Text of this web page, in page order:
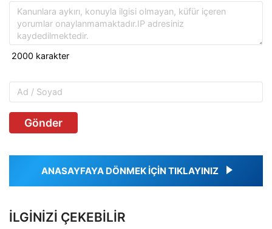
Gönder
ANASAYFAYA DÖNMEK İÇİN TIKLAYINIZ
İLGINIZI ÇEKEBILIR